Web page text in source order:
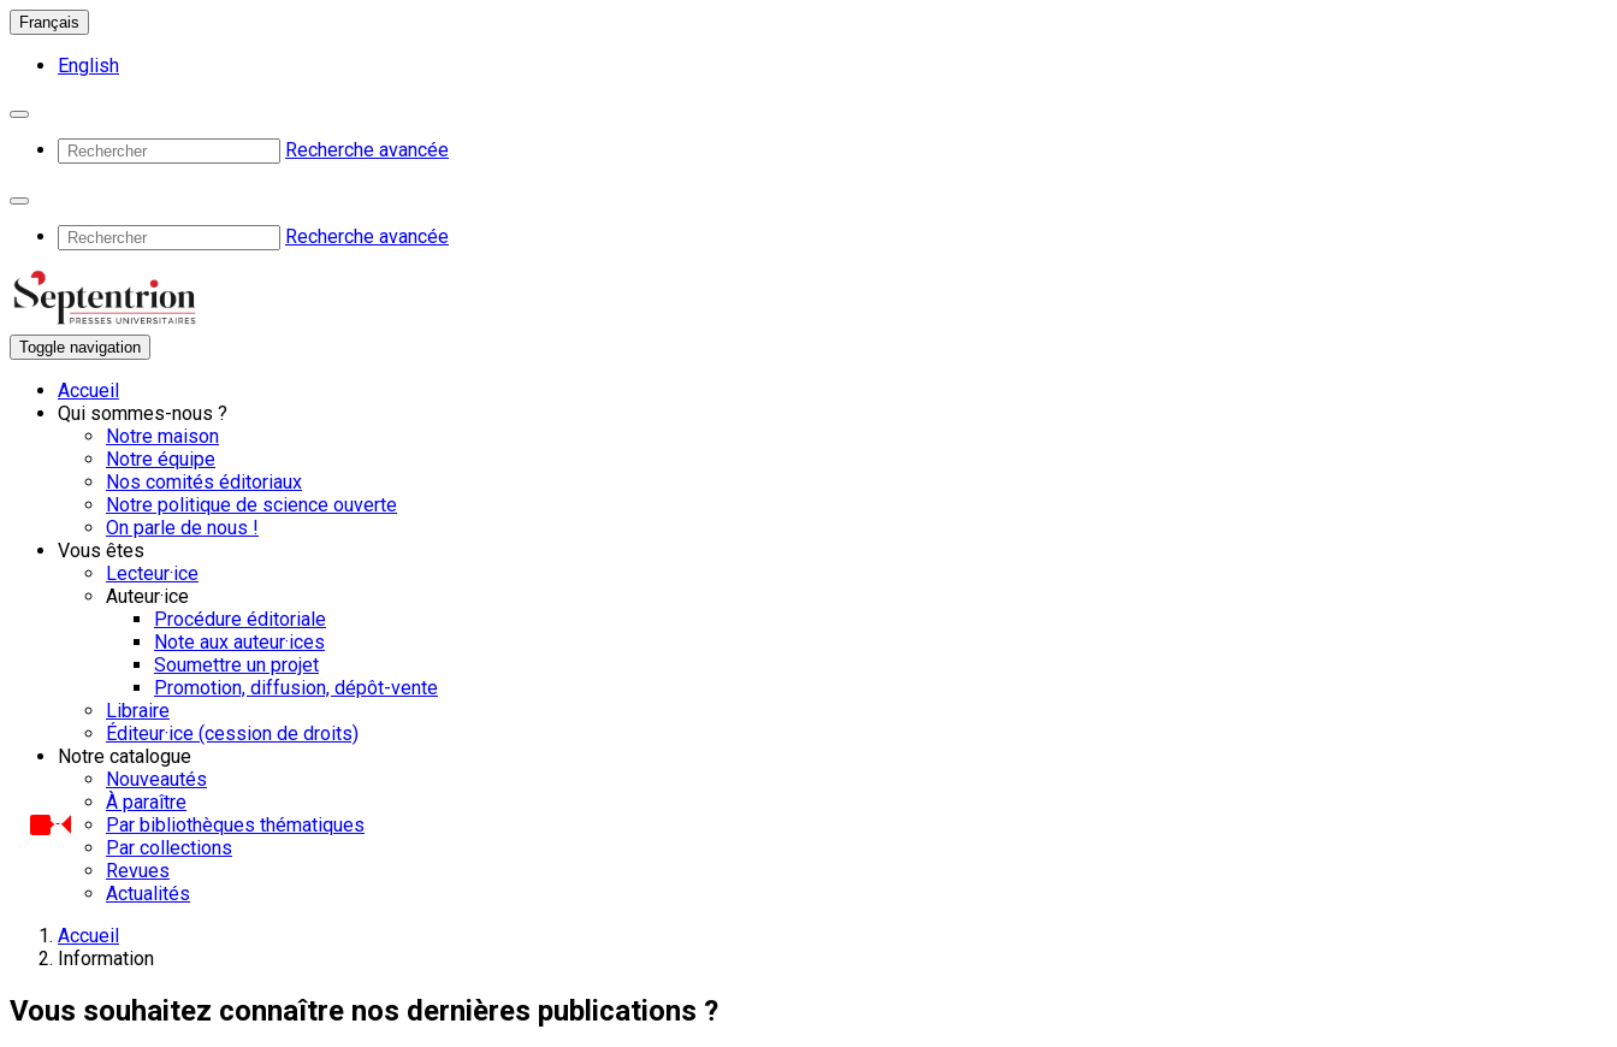
Français
English
Recherche avancée
Recherche avancée
Toggle navigation
Accueil
Qui sommes-nous ?
Notre maison
Notre équipe
Nos comités éditoriaux
Notre politique de science ouverte
On parle de nous !
Vous êtes
Lecteur·ice
Auteur·ice
Procédure éditoriale
Note aux auteur·ices
Soumettre un projet
Promotion, diffusion, dépôt-vente
Libraire
Éditeur·ice (cession de droits)
Notre catalogue
Nouveautés
À paraître
Par bibliothèques thématiques
Par collections
Revues
Actualités
Accueil
Information
Vous souhaitez connaître nos dernières publications ?